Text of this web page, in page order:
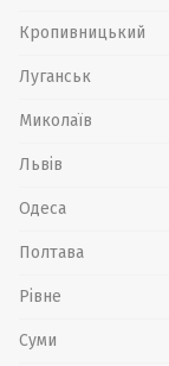
Кропивницький
Луганськ
Миколаїв
Львів
Одеса
Полтава
Рівне
Суми